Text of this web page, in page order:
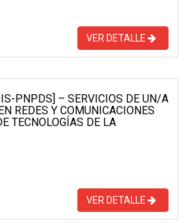
VER DETALLE
PNPDS] – SERVICIOS DE UN/A
REDES Y COMUNICACIONES
TECNOLOGÍAS DE LA
VER DETALLE